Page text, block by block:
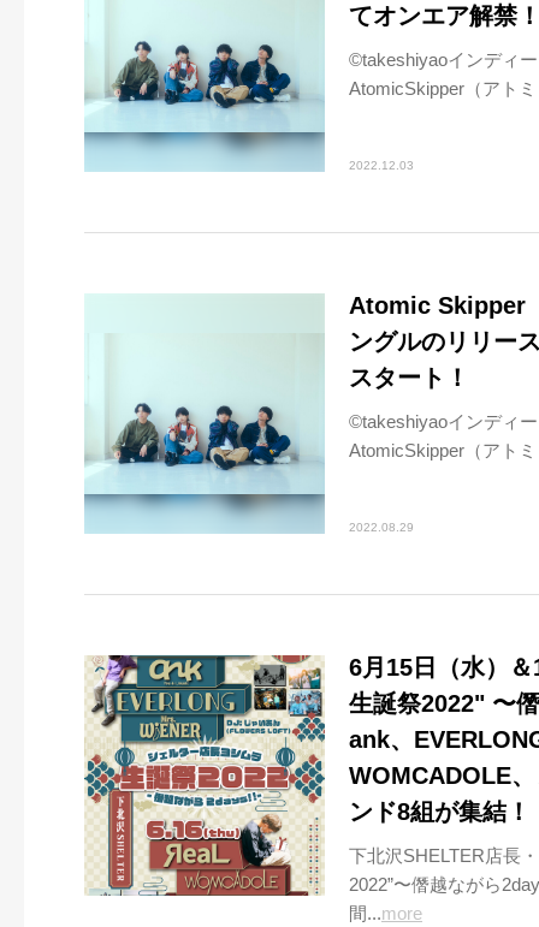
てオンエア解禁
©takeshiyaoインディ
AtomicSkipper（アト
2022.12.03
Atomic Skipper
ングルのリリー
スタート！
©takeshiyaoインディ
AtomicSkipper（アト
2022.08.29
6月15日（水）
生誕祭2022" 〜
ank、
WOMCADOLE
ンド8組が集結！
下北沢SHELTER店長
2022”〜僭越ながら
間...more